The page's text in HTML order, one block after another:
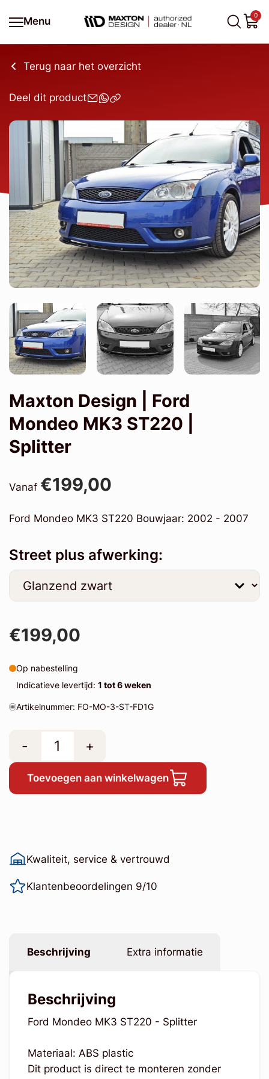
Menu
0
Terug naar het overzicht
Deel dit product
Maxton Design | Ford
Mondeo MK3 ST220 |
Splitter
Vanaf €199,00
Ford Mondeo MK3 ST220 Bouwjaar: 2002 - 2007
Street plus afwerking:
€199,00
Op nabestelling
Indicatieve levertijd: 1 tot 6 weken
Artikelnummer: FO-MO-3-ST-FD1G
- +
Toevoegen aan winkelwagen
Kwaliteit, service & vertrouwd
Klantenbeoordelingen 9/10
Beschrijving Extra informatie
Beschrijving
Ford Mondeo MK3 ST220 - Splitter
Materiaal: ABS plastic
Dit product is direct te monteren zonder